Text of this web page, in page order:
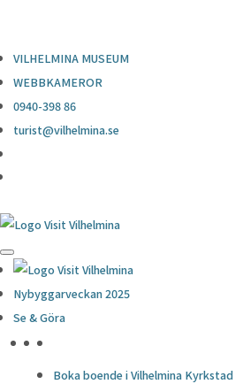
VILHELMINA MUSEUM
WEBBKAMEROR
0940-398 86
turist@vilhelmina.se
Nybyggarveckan 2025
Se & Göra
Boka boende i Vilhelmina Kyrkstad